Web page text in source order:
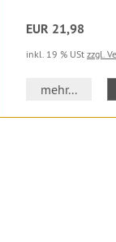
EUR 21,98
inkl. 19 % USt zzgl.
mehr...